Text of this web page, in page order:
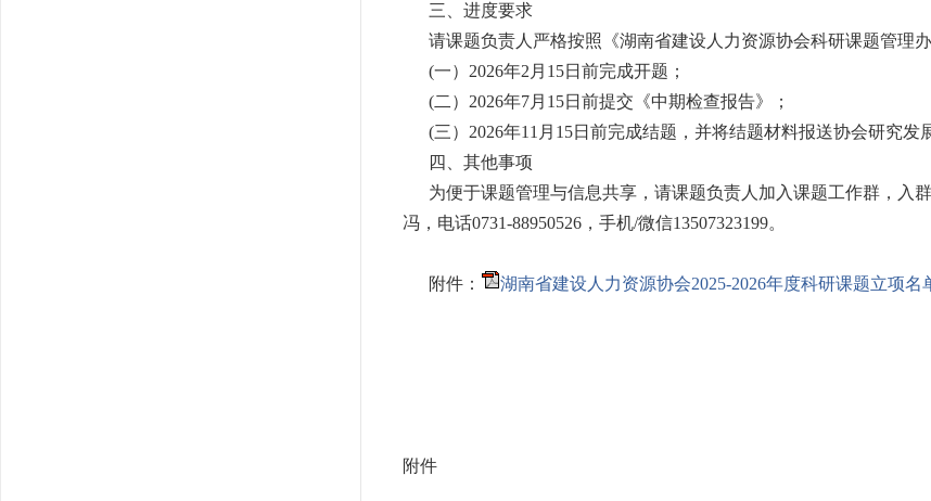
三、进度要求
请课题负责人严格按照《湖南省建设人力资源协会科研课题管理
(一）2026年2月15日前完成开题；
(二）2026年7月15日前提交《中期检查报告》；
(三）2026年11月15日前完成结题，并将结题材料报送协会研究发
四、其他事项
为便于课题管理与信息共享，请课题负责人加入课题工作群，入
冯，电话0731-88950526，手机/微信13507323199。
附件： 湖南省建设人力资源协会2025-2026年度科研课题立项名
附件